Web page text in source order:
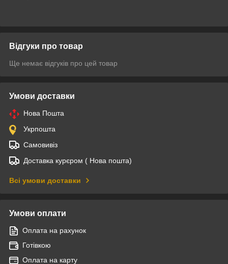
Відгуки про товар
Ще немає відгуків про цей товар
Умови доставки
Нова Пошта
Укрпошта
Самовивіз
Доставка курєром ( Нова пошта)
Всі умови доставки
Умови оплати
Оплата на рахунок
Готівкою
Оплата на карту